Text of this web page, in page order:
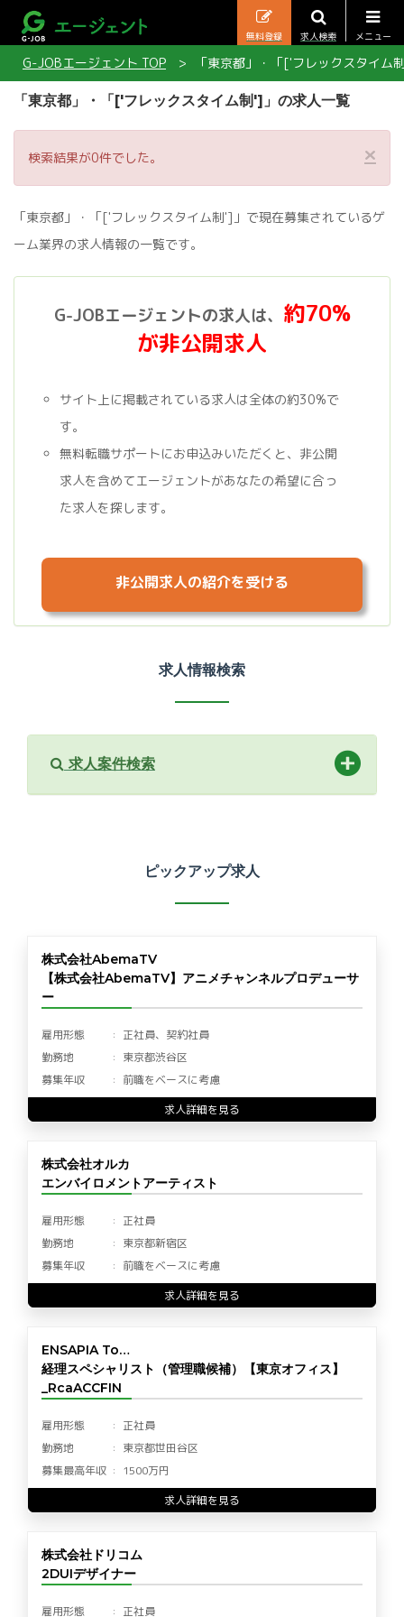
メニュー
求人検索
無料登録
G-JOBエージェント TOP 「東京都」・「['フレックスタイム
「東京都」・「['フレックスタイム制']」の求人一覧
×
検索結果が0件でした。
「東京都」・「['フレックスタイム制']」で現在募集されているゲ
ーム業界の求人情報の一覧です。
G-JOBエージェントの求人は、 約70%
が非公開求人
サイト上に掲載されている求人は全体の約30%で
す。
無料転職サポートにお申込みいただくと、非公開
求人を含めてエージェントがあなたの希望に合っ
た求人を探します。
非公開求人の紹介を受ける
求人情報検索
求人案件検索
ピックアップ求人
株式会社AbemaTV
【株式会社AbemaTV】アニメチャンネルプロデューサ
ー
雇用形態
正社員、契約社員
勤務地
東京都渋谷区
募集年収
前職をベースに考慮
求人詳細を見る
株式会社オルカ
エンバイロメントアーティスト
雇用形態
正社員
勤務地
東京都新宿区
募集年収
前職をベースに考慮
求人詳細を見る
ENSAPIA To…
経理スペシャリスト（管理職候補）【東京オフィス】
_RcaACCFIN
雇用形態
正社員
勤務地
東京都世田谷区
募集最高年収
1500万円
求人詳細を見る
株式会社ドリコム
2DUIデザイナー
雇用形態 正社員